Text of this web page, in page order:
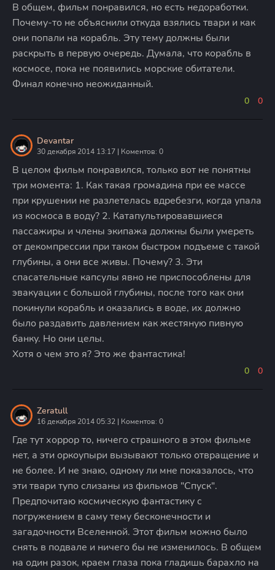
В общем, фильм понравился, но есть недоработки.
Почему-то не объяснили откуда взялись твари и как
они попали на корабль. Эту тему должны были
раскрыть в первую очередь. Думала, что корабль в
космосе, пока не появились морские обитатели.
Финал конечно неожиданный.
0 0
Devantar
30 декабря 2014 13:17 | Коментов: 0
В целом фильм понравился, только вот не понятны
три момента: 1. Как такая громадина при ее массе
при крушении не разлетелась вдребезги, когда упала
из космоса в воду? 2. Катапультировавшиеся
пассажиры и члены экипажа должны были умереть
от декомпрессии при таком быстром подъеме с такой
глубины, а они все живы. Почему? 3. Эти
спасательные капсулы явно не приспособлены для
эвакуации с большой глубины, после того как они
покинули корабль и оказались в воде, их должно
было раздавить давлением как жестяную пивную
банку. Но они целы.
Хотя о чем это я? Это же фантастика!
0 0
Zeratull
16 декабря 2014 05:32 | Коментов: 0
Где тут хоррор то, ничего страшного в этом фильме
нет, а эти оркоупыри вызывают только отвращение и
не более. И не знаю, одному ли мне показалось, что
эти твари тупо слизаны из фильмов "Спуск".
Предпочитаю космическую фантастику с
погружением в саму тему бесконечности и
загадочности Вселенной. Этот фильм можно было
снять в подвале и ничего бы не изменилось. В общем
на один разок, краем глаза пока гладишь барахло на